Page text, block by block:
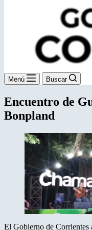
Menú Buscar
Encuentro de
Bonpland
El Gobierno de Corrientes